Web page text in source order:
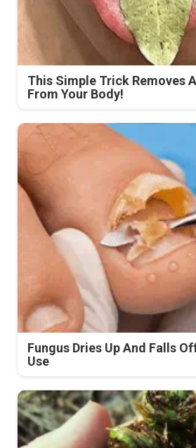
This Simple Trick Removes
From Your Body!
Fungus Dries Up And Falls
Use